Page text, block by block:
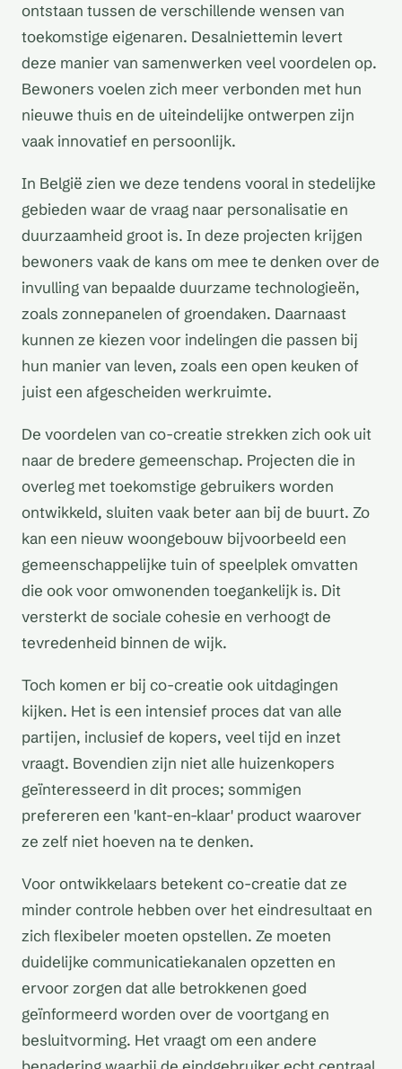
ontstaan tussen de verschillende wensen van
toekomstige eigenaren. Desalniettemin levert
deze manier van samenwerken veel voordelen op.
Bewoners voelen zich meer verbonden met hun
nieuwe thuis en de uiteindelijke ontwerpen zijn
vaak innovatief en persoonlijk.
In België zien we deze tendens vooral in stedelijke
gebieden waar de vraag naar personalisatie en
duurzaamheid groot is. In deze projecten krijgen
bewoners vaak de kans om mee te denken over de
invulling van bepaalde duurzame technologieën,
zoals zonnepanelen of groendaken. Daarnaast
kunnen ze kiezen voor indelingen die passen bij
hun manier van leven, zoals een open keuken of
juist een afgescheiden werkruimte.
De voordelen van co-creatie strekken zich ook uit
naar de bredere gemeenschap. Projecten die in
overleg met toekomstige gebruikers worden
ontwikkeld, sluiten vaak beter aan bij de buurt. Zo
kan een nieuw woongebouw bijvoorbeeld een
gemeenschappelijke tuin of speelplek omvatten
die ook voor omwonenden toegankelijk is. Dit
versterkt de sociale cohesie en verhoogt de
tevredenheid binnen de wijk.
Toch komen er bij co-creatie ook uitdagingen
kijken. Het is een intensief proces dat van alle
partijen, inclusief de kopers, veel tijd en inzet
vraagt. Bovendien zijn niet alle huizenkopers
geïnteresseerd in dit proces; sommigen
prefereren een 'kant-en-klaar' product waarover
ze zelf niet hoeven na te denken.
Voor ontwikkelaars betekent co-creatie dat ze
minder controle hebben over het eindresultaat en
zich flexibeler moeten opstellen. Ze moeten
duidelijke communicatiekanalen opzetten en
ervoor zorgen dat alle betrokkenen goed
geïnformeerd worden over de voortgang en
besluitvorming. Het vraagt om een andere